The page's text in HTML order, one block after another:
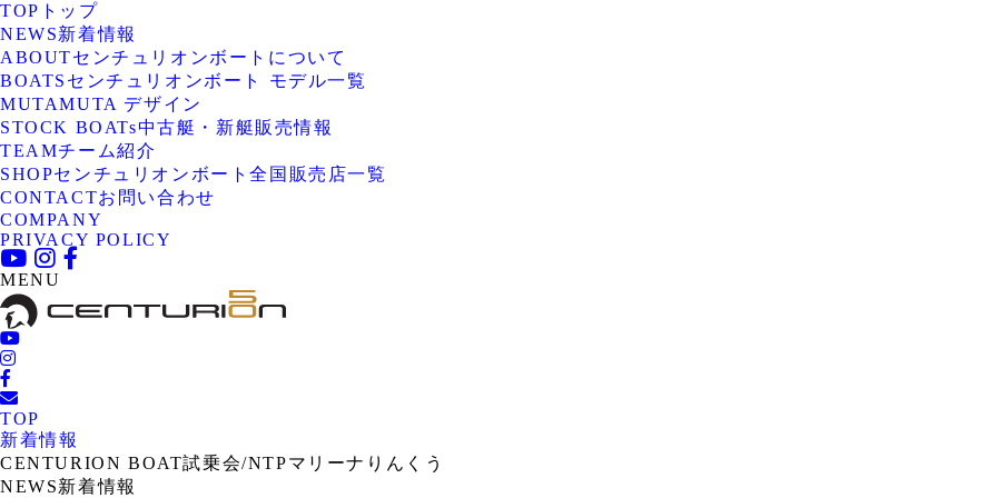
TOP トップ
NEWS新着情報
ABOUTセンチュリオンボートについて
BOATS センチュリオンボート モデル一覧
MUTAMUTA デザイン
STOCK BOATs中古艇・新艇販売情報
TEAMチーム紹介
SHOPセンチュリオンボート全国販売店一覧
CONTACTお問い合わせ
COMPANY
PRIVACY POLICY
MENU
TOP
新着情報
CENTURION BOAT試乗会/NTPマリーナりんくう
NEWS新着情報